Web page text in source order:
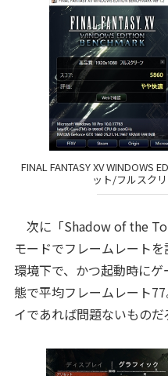
FINAL FANTASY XV
ット/フルスク
次に「Shadow of the
モードでフレームレート
環境下で、かつ起動時に
態で平均フレームレート
イであれば問題ないものだ